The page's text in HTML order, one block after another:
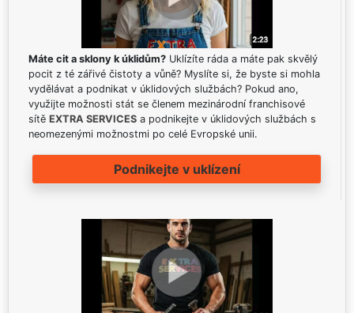
Máte cit a sklony k úklidům? Uklízíte ráda a máte pak skvělý
pocit z té zářivé čistoty a vůně? Myslíte si, že byste si mohla
vydělávat a podnikat v úklidových službách? Pokud ano,
využijte možnosti stát se členem mezinárodní franchisové
sítě EXTRA SERVICES a podnikejte v úklidových službách s
neomezenými možnostmi po celé Evropské unii.
Podnikejte v uklízení